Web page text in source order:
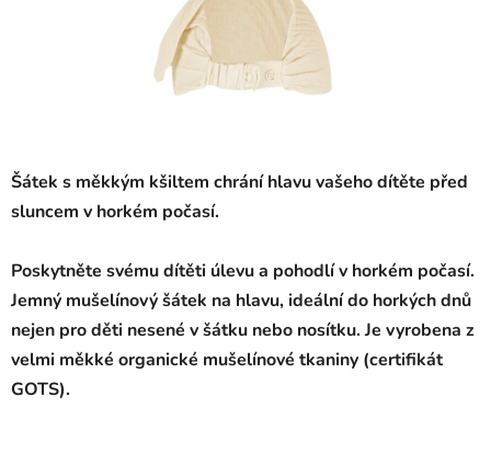
Šátek s měkkým kšiltem chrání hlavu vašeho dítěte před
sluncem v horkém počasí.
Poskytněte svému dítěti úlevu a pohodlí v horkém počasí.
Jemný mušelínový šátek na hlavu,ideální do horkých dnů
nejen pro děti nesené v šátku nebo nosítku. Je vyrobena z
velmi měkké organické mušelínové tkaniny (certifikát
GOTS).